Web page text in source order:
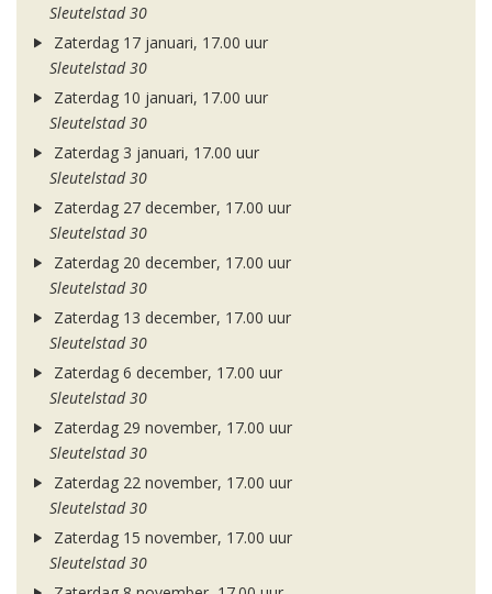
Sleutelstad 30
Zaterdag 17 januari, 17.00 uur
Sleutelstad 30
Zaterdag 10 januari, 17.00 uur
Sleutelstad 30
Zaterdag 3 januari, 17.00 uur
Sleutelstad 30
Zaterdag 27 december, 17.00 uur
Sleutelstad 30
Zaterdag 20 december, 17.00 uur
Sleutelstad 30
Zaterdag 13 december, 17.00 uur
Sleutelstad 30
Zaterdag 6 december, 17.00 uur
Sleutelstad 30
Zaterdag 29 november, 17.00 uur
Sleutelstad 30
Zaterdag 22 november, 17.00 uur
Sleutelstad 30
Zaterdag 15 november, 17.00 uur
Sleutelstad 30